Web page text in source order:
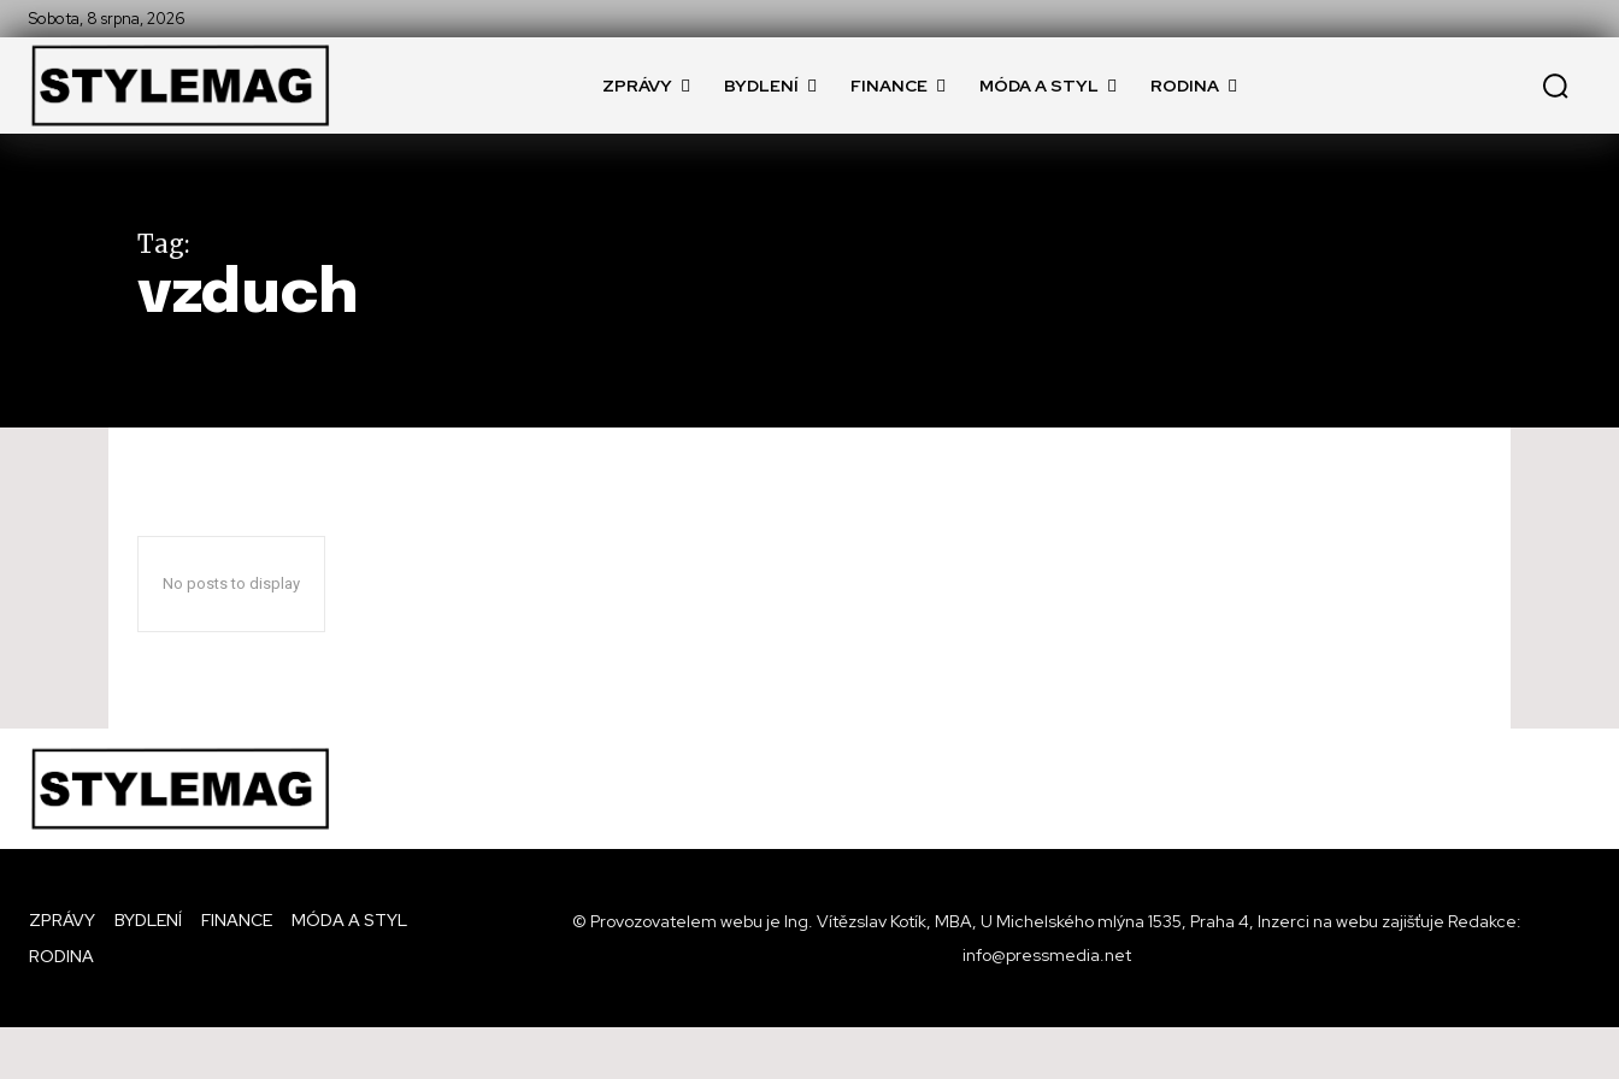
Sobota, 8 srpna, 2026
ZPRÁVY BYDLENÍ FINANCE MÓDA A STYL RODINA
Tag:
vzduch
No posts to display
ZPRÁVY BYDLENÍ FINANCE
MÓDA A STYL
RODINA
© Provozovatelem webu je Ing. Vítězslav Kotík, MBA, U Michelského mlýna 1535, Praha 4, Inzerci na webu zajišťuje Redakce:
info@pressmedia.net